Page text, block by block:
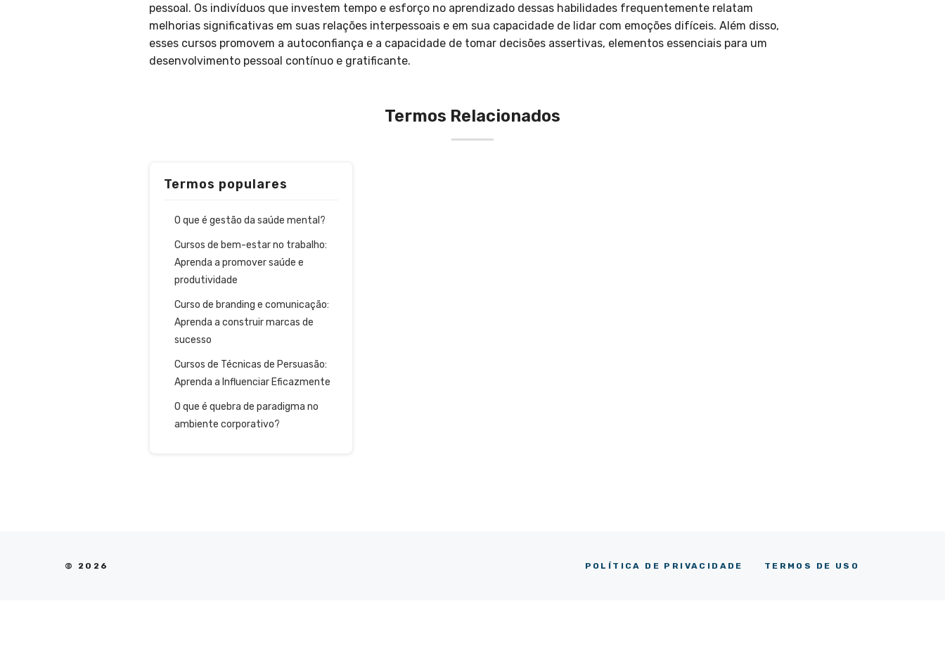
pessoal. Os indivíduos que investem tempo e esforço no aprendizado dessas habilidades frequentemente relatam
melhorias significativas em suas relações interpessoais e em sua capacidade de lidar com emoções difíceis. Além disso,
esses cursos promovem a autoconfiança e a capacidade de tomar decisões assertivas, elementos essenciais para um
desenvolvimento pessoal contínuo e gratificante.
Termos Relacionados
Termos populares
O que é gestão da saúde mental?
Cursos de bem-estar no trabalho:
Aprenda a promover saúde e
produtividade
Curso de branding e comunicação:
Aprenda a construir marcas de
sucesso
Cursos de Técnicas de Persuasão:
Aprenda a Influenciar Eficazmente
O que é quebra de paradigma no
ambiente corporativo?
© 2026 POLÍTICA DE PRIVACIDADE TERMOS DE USO